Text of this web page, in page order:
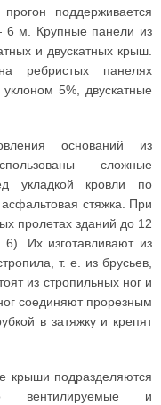
поддерживается
6 м. Крупные панели из
и двускатных крыш.
ребристых панелях
5%, двускатные
оснований из
сложные
укладкой кровли по
стяжка. При
пролетах зданий до 12
Их изготавливают из
т. е. из брусьев,
из стропильных ног и
соединяют прорезным
в затяжку и крепят
крыши подразделяются
вентилируемые и